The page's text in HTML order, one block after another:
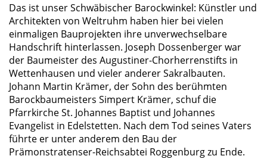
Das ist unser Schwäbischer Barockwinkel: Künstler und
Architekten von Weltruhm haben hier bei vielen
einmaligen Bauprojekten ihre unverwechselbare
Handschrift hinterlassen. Joseph Dossenberger war
der Baumeister des Augustiner-Chorherrenstifts in
Wettenhausen und vieler anderer Sakralbauten.
Johann Martin Krämer, der Sohn des berühmten
Barockbaumeisters Simpert Krämer, schuf die
Pfarrkirche St. Johannes Baptist und Johannes
Evangelist in Edelstetten. Nach dem Tod seines Vaters
führte er unter anderem den Bau der
Prämonstratenser-Reichsabtei Roggenburg zu Ende.